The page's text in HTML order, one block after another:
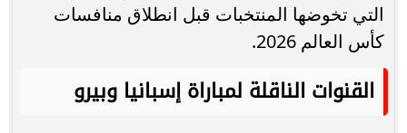
التي تخوضها المنتخبات قبل انطلاق منافسات
كأس العالم 2026.
القنوات الناقلة لمباراة إسبانيا وبيرو